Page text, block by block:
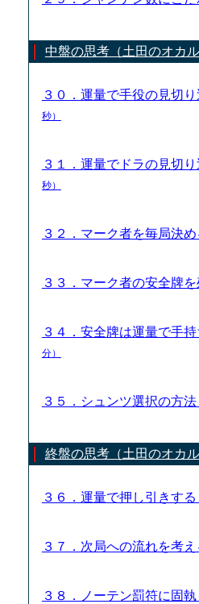
中盤の思考（土田のオカル
３０．運量で手役の見切
秒）
３１．運量でドラの見切
秒）
３２．マーク者を毎局決
３３．マーク者の安全牌
３４．安全牌は運量で手
分）
３５．シュンツ選択の方
終盤の思考（土田のオカル
３６．運量で押し引きす
３７．次局への流れを考
３８．ノーテン罰符に固